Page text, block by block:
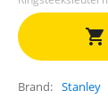
Brand Stanley